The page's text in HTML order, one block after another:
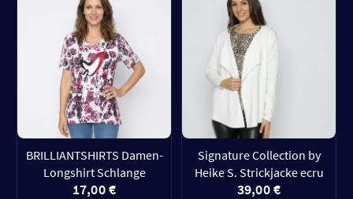
BRILLIANTSHIRTS Damen-
Longshirt Schlange
17,00 €
Signature Collection by
Heike S. Strickjacke ecru
39,00 €